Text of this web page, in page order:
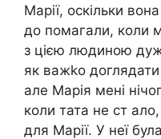
Марії, оскільки
до помагали, коли
з цією людиною
як важkо
але Марія мені
коли тата не ст
для Марії. У неї